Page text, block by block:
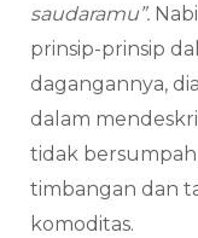
saudaramu”.
prinsip-prinsip
dagangannya,
dalam
tidak
timbangan dan
komoditas.